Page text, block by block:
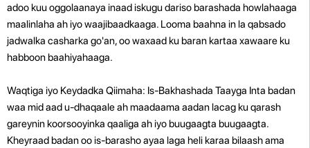
adoo kuu oggolaanaya inaad iskugu dariso barashada howlahaaga
maalinlaha ah iyo waajibaadkaaga. Looma baahna in la qabsado
jadwalka casharka go'an, oo waxaad ku baran kartaa xawaare ku
habboon baahiyahaaga.
Waqtiga iyo Keydadka Qiimaha: Is-Bakhashada Taayga Inta badan
waa mid aad u-dhaqaale ah maadaama aadan lacag ku qarash
gareynin koorsooyinka qaaliga ah iyo buugaagta buugaagta.
Kheyraad badan oo is-barasho ayaa laga heli karaa bilaash ama